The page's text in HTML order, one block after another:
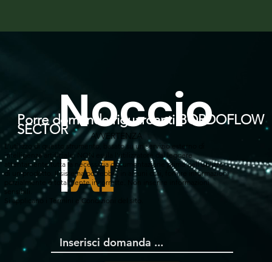
Noccio
lAI
Porre domande riguardanti BORDOFLOW
SECTOR AVVERTENZA
L'utilizzo di questo strumento, basato su un servizio esterno di
intelligenza artificiale, NON esula l'utilizzatore dal leggere
attentamente tutta la necessaria documentazione prima dell'utilizzo
di un prodotto. Il sistema potrebbe, in alcuni casi, fornire informazioni
parzialmente o totalmente incorrette. Non inserire informazioni
sensibili.
Si applicano i Termini e Condizioni del sito.